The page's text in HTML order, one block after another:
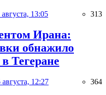
августа, 13:05 313
Ирана:
обнажило
Тегеране
августа, 12:27 364